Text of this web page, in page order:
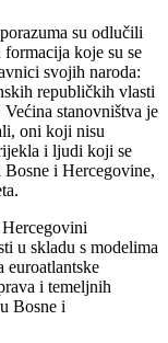
su odlučili
koje su se
svojih naroda:
republičkih vlasti
stanovništva je
oni koji nisu
i ljudi koji se
i Hercegovine,
u skladu s modelima
euroatlantske
i temeljnih
Bosne i